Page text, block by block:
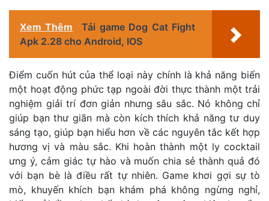
Xem Thêm
Tải game Dog Cat Fight
Apk 2.28 cho Android, IOS
Điểm cuốn hút của thể loại này chính là khả năng biến
một hoạt động phức tạp ngoài đời thực thành một trải
nghiệm giải trí đơn giản nhưng sâu sắc. Nó không chỉ
giúp bạn thư giãn mà còn kích thích khả năng tư duy
sáng tạo, giúp bạn hiểu hơn về các nguyên tắc kết hợp
hương vị và màu sắc. Khi hoàn thành một ly cocktail
ưng ý, cảm giác tự hào và muốn chia sẻ thành quả đó
với bạn bè là điều rất tự nhiên. Game khơi gợi sự tò
mò, khuyến khích bạn khám phá không ngừng nghỉ,